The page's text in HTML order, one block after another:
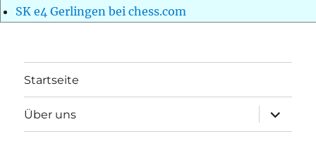
SK e4 Gerlingen bei chess.com
Startseite
Über uns
öffnen